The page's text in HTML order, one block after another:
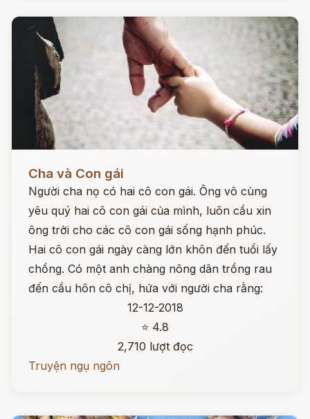
Cha và Con gái
Người cha nọ có hai cô con gái. Ông vô cùng
yêu quý hai cô con gái của mình, luôn cầu xin
ông trời cho các cô con gái sống hạnh phúc.
Hai cô con gái ngày càng lớn khôn đến tuổi lấy
chồng. Có một anh chàng nông dân trồng rau
đến cầu hôn cô chị, hứa với người cha rằng:
12-12-2018
⭐ 4.8
2,710 lượt đọc
Truyện ngụ ngôn